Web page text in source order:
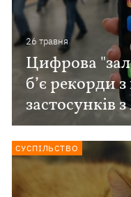
26 травня
Цифрова
б’є рекорди
застосунків
СУСПІЛЬСТВО